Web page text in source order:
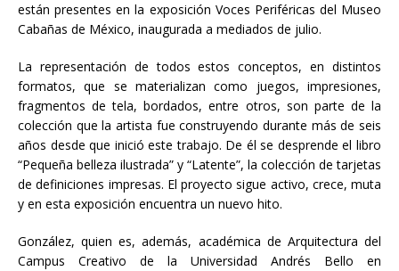
están presentes en la exposición Voces Periféricas del Museo
Cabañas de México, inaugurada a mediados de julio.
La representación de todos estos conceptos, en distintos
formatos, que se materializan como juegos, impresiones,
fragmentos de tela, bordados, entre otros, son parte de la
colección que la artista fue construyendo durante más de seis
años desde que inició este trabajo. De él se desprende el libro
“Pequeña belleza ilustrada” y “Latente”, la colección de tarjetas
de definiciones impresas. El proyecto sigue activo, crece, muta
y en esta exposición encuentra un nuevo hito.
González, quien es, además, académica de Arquitectura del
Campus Creativo de la Universidad Andrés Bello en